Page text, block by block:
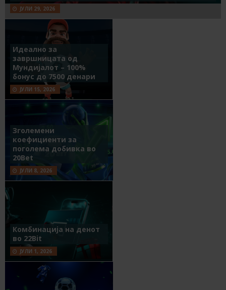
ЈУЛИ 29, 2026
Идеално за
завршницата од
Мундијалот – 100%
бонус до 7500 денари
ЈУЛИ 15, 2026
Зголемени
коефициенти за
поголема добивка во
20Bet
ЈУЛИ 8, 2026
Комбинација на денот
во 22Bit
ЈУЛИ 1, 2026